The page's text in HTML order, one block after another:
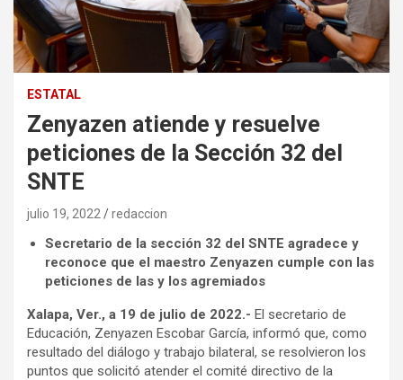
ESTATAL
Zenyazen atiende y resuelve
peticiones de la Sección 32 del
SNTE
julio 19, 2022 redaccion
Secretario de la sección 32 del SNTE agradece y
reconoce que el maestro Zenyazen cumple con las
peticiones de las y los agremiados
Xalapa, Ver., a 19 de julio de 2022.- El secretario de
Educación, Zenyazen Escobar García, informó que, como
resultado del diálogo y trabajo bilateral, se resolvieron los
puntos que solicitó atender el comité directivo de la